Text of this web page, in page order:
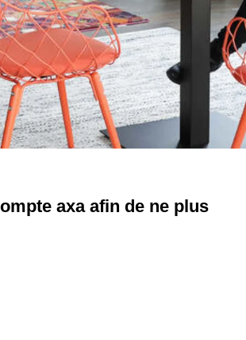
axa afin de ne plus